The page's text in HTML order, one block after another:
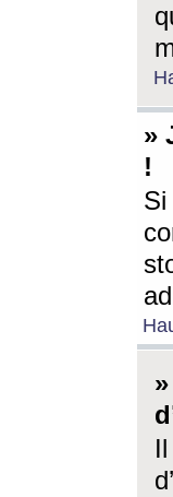
»
!
Si